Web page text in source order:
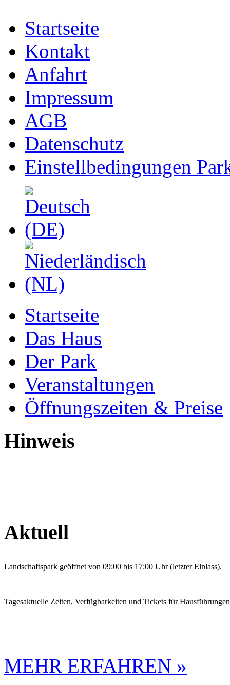
Startseite
Kontakt
Anfahrt
Impressum
AGB
Datenschutz
Einstellbedingungen
Startseite
Das Haus
Der Park
Veranstaltungen
Öffnungszeiten & Preise
Hinweis
Aktuell
Landschaftspark geöffnet von 09:00 bis 17:00 Uhr (letzter Einlass).
Tagesaktuelle Zeiten, Verfügbarkeiten und Tickets für
MEHR ERFAHREN »